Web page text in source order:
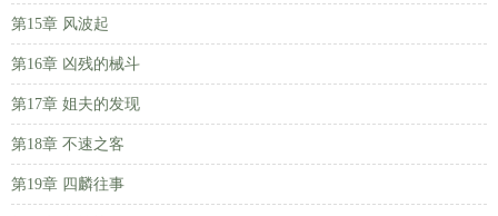
第15章 风波起
第16章 凶残的械斗
第17章 姐夫的发现
第18章 不速之客
第19章 四麟往事